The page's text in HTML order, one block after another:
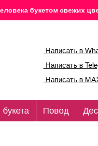
букетом свежих
Написать в
Написать в
Написать в
Повод